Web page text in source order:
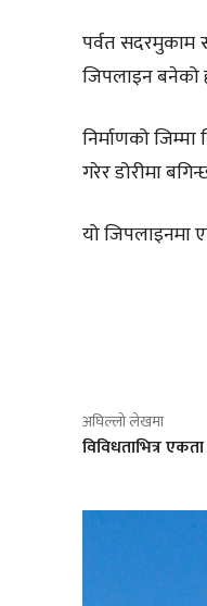
पर्वत सदरमुकाम
जिपलाइन बनेको
निर्माणको
गरेर डोरीमा
यो जिपलाइनमा
अघिल्लो लेखमा
विविधताभित्र